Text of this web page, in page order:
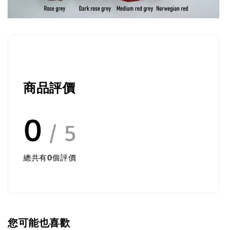
商品評價
0 / 5
總共有0個評價
您可能也喜歡